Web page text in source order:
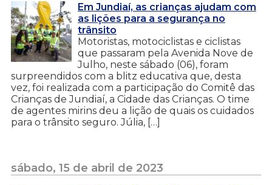
Em Jundiaí, as crianças ajudam com
as lições para a segurança no
trânsito
Motoristas, motociclistas e ciclistas
que passaram pela Avenida Nove de
Julho, neste sábado (06), foram
surpreendidos com a blitz educativa que, desta
vez, foi realizada com a participação do Comitê das
Crianças de Jundiaí, a Cidade das Crianças. O time
de agentes mirins deu a lição de quais os cuidados
para o trânsito seguro. Júlia, […]
sábado, 15 de abril de 2023